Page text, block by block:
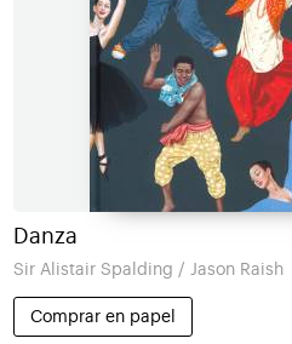
Danza
Sir Alistair Spalding / Jason Raish
Comprar en papel